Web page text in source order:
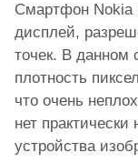
Смартфон Nokia
дисплей,
точек. В данном
плотность
что очень
нет
устройства